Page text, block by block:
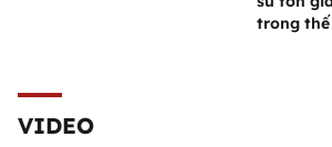
trong
VIDEO